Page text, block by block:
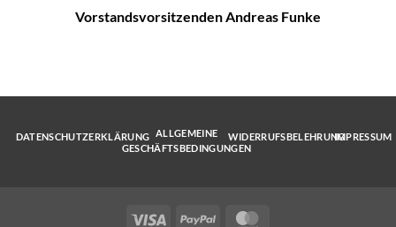
Vorstandsvorsitzenden Andreas Funke
DATENSCHUTZERKLÄRUNG ALLGEMEINE
GESCHÄFTSBEDINGUNGEN
WIDERRUFSBELEHRUNGIMPRESSUM
Visa PayPal